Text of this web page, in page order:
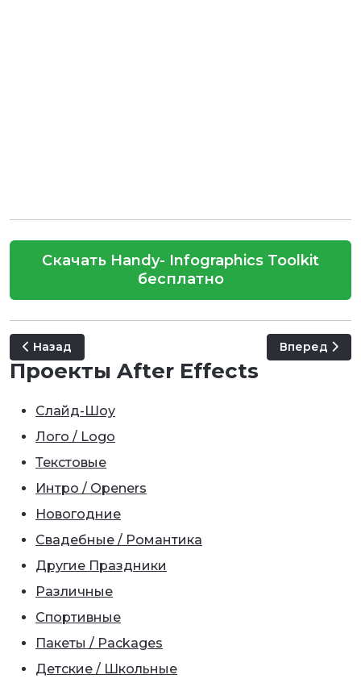
Скачать Handy- Infographics Toolkit
бесплатно
Предыдущий: Infographic Unique Lists
Назад Следующий:
Вперед
Проекты After Effects
Слайд-Шоу
Лого / Logo
Текстовые
Интро / Openers
Новогодние
Свадебные / Романтика
Другие Праздники
Различные
Спортивные
Пакеты / Packages
Детские / Школьные